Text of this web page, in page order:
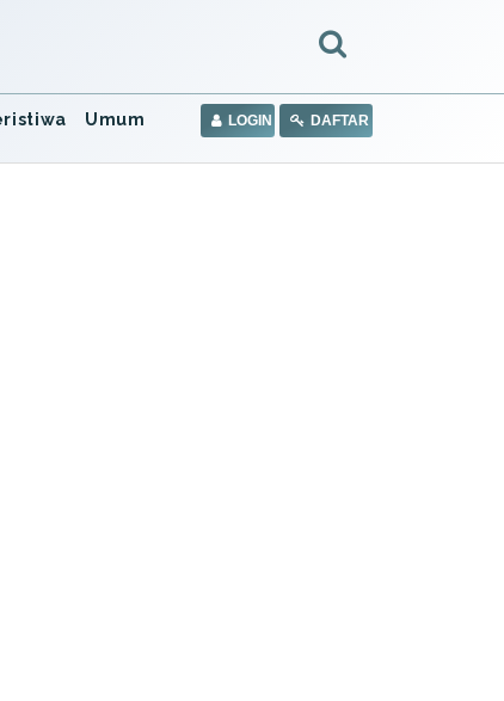
Umum LOGIN DAFTAR